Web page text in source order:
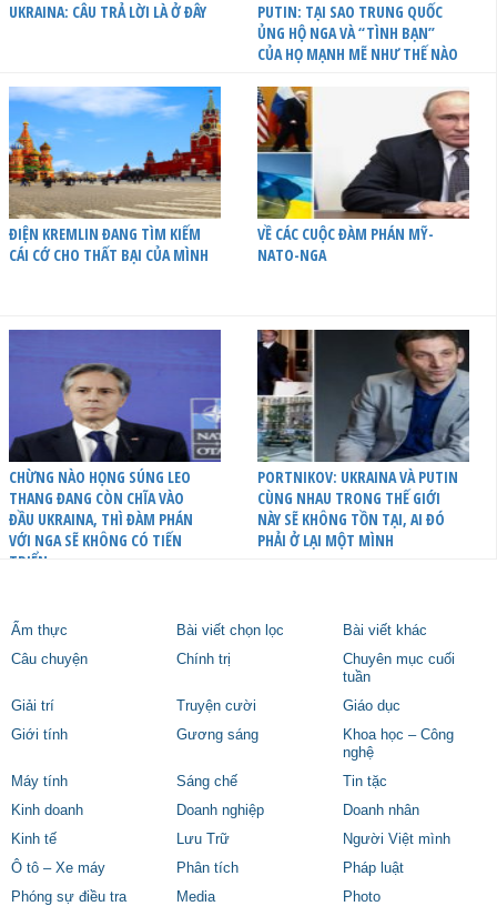
UKRAINA: CÂU TRẢ LỜI LÀ Ở ĐÂY
PUTIN: TẠI SAO TRUNG QUỐC
ỦNG HỘ NGA VÀ “TÌNH BẠN”
CỦA HỌ MẠNH MẼ NHƯ THẾ NÀO
ĐIỆN KREMLIN ĐANG TÌM KIẾM
CÁI CỚ CHO THẤT BẠI CỦA MÌNH
VỀ CÁC CUỘC ĐÀM PHÁN MỸ-
NATO-NGA
CHỪNG NÀO HỌNG SÚNG LEO
THANG ĐANG CÒN CHĨA VÀO
ĐẦU UKRAINA, THÌ ĐÀM PHÁN
VỚI NGA SẼ KHÔNG CÓ TIẾN
TRIỂN
PORTNIKOV: UKRAINA VÀ PUTIN
CÙNG NHAU TRONG THẾ GIỚI
NÀY SẼ KHÔNG TỒN TẠI, AI ĐÓ
PHẢI Ở LẠI MỘT MÌNH
Ẩm thực Bài viết chọn lọc
Bài viết khác
Câu chuyện
Chính trị
Chuyên mục cuối
tuần
Giải trí
Truyện cười
Giáo dục
Giới tính
Gương sáng
Khoa học – Công
nghệ
Máy tính
Sáng chế
Tin tặc
Kinh doanh
Doanh nghiệp
Doanh nhân
Kinh tế
Lưu Trữ
Người Việt mình
Ô tô – Xe máy
Phân tích
Pháp luật
Phóng sự điều tra
Media
Photo